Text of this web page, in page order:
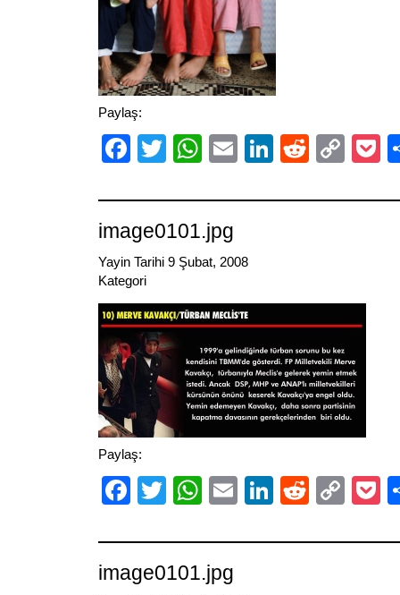
Paylaş:
Facebook
TwitterWhatsApp
EmailLinkedIn
Reddit
image0101.jpg
Yayin Tarihi 9 Şubat, 2008
Kategori
Paylaş:
Facebook
TwitterWhatsApp
EmailLinkedIn
Reddit
image0101.jpg